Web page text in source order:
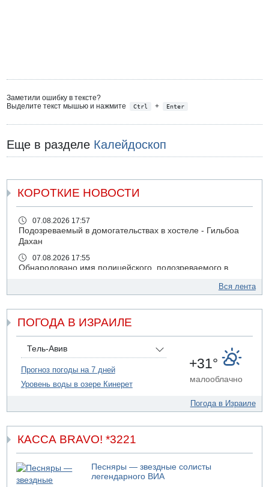
Заметили ошибку в тексте?
Выделите текст мышью и нажмите
Ctrl + Enter
Еще в разделе Калейдоскоп
КОРОТКИЕ НОВОСТИ
07.08.2026 17:57
Подозреваемый в домогательствах в хостеле - Гильбоа
Дахан
07.08.2026 17:55
Обнародовано имя полицейского, подозреваемого в
07.08.2026 17:51
пострадал
07.08.2026 13:47
Ливанская армия сообщила о ранении солдата
свадьбу
Саудовская Аравия опасается нападения хуситов и
иракских ополченцев
Вся лента
ПОГОДА В ИЗРАИЛЕ
Тель-Авив
Прогноз погоды на 7 дней
Уровень воды в озере Кинерет
+31°
малооблачно
Погода в Израиле
КАССА BRAVO! *3221
Песняры — звездные солисты
легендарного ВИА